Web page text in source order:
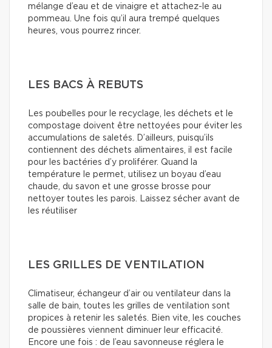
mélange d’eau et de vinaigre et attachez-le au
pommeau. Une fois qu’il aura trempé quelques
heures, vous pourrez rincer.
LES BACS À REBUTS
Les poubelles pour le recyclage, les déchets et le
compostage doivent être nettoyées pour éviter les
accumulations de saletés. D’ailleurs, puisqu’ils
contiennent des déchets alimentaires, il est facile
pour les bactéries d’y proliférer. Quand la
température le permet, utilisez un boyau d’eau
chaude, du savon et une grosse brosse pour
nettoyer toutes les parois. Laissez sécher avant de
les réutiliser
LES GRILLES DE VENTILATION
Climatiseur, échangeur d’air ou ventilateur dans la
salle de bain, toutes les grilles de ventilation sont
propices à retenir les saletés. Bien vite, les couches
de poussières viennent diminuer leur efficacité.
Encore une fois : de l’eau savonneuse réglera le